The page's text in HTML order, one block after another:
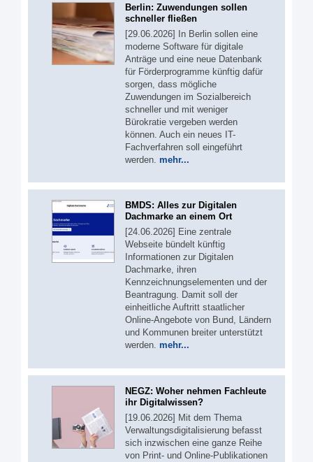
Berlin: Zuwendungen sollen
schneller fließen
[29.06.2026] In Berlin sollen eine
moderne Software für digitale
Anträge und eine neue Datenbank
für Förderprogramme künftig dafür
sorgen, dass mögliche
Zuwendungen im Sozialbereich
schneller und mit weniger
Bürokratie vergeben werden
können. Auch ein neues IT-
Fachverfahren soll eingeführt
werden. mehr...
BMDS: Alles zur Digitalen
Dachmarke an einem Ort
[24.06.2026] Eine zentrale
Webseite bündelt künftig
Informationen zur Digitalen
Dachmarke, ihren
Kennzeichnungselementen und der
Beantragung. Damit soll der
einheitliche Auftritt staatlicher
Online-Angebote von Bund, Ländern
und Kommunen breiter unterstützt
werden. mehr...
NEGZ: Woher nehmen Fachleute
ihr Digitalwissen?
[19.06.2026] Mit dem Thema
Verwaltungsdigitalisierung befasst
sich inzwischen eine ganze Reihe
von Print- und Online-Publikationen